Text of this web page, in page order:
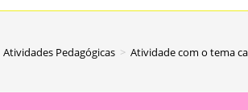
Atividades Pedagógicas > Atividade com o tema